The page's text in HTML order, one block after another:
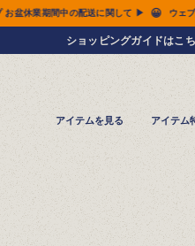
▶ 😀 ウェブショップ お盆休業期間中の配
ショッピングガイドはこ
アイテムを見る アイテム